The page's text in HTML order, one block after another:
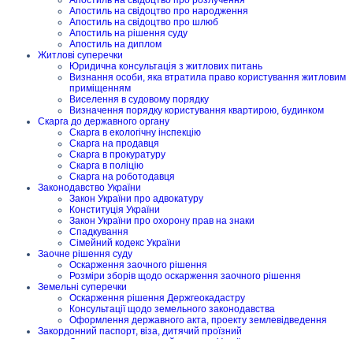
Апостиль на свідоцтво про народження
Апостиль на свідоцтво про шлюб
Апостиль на рішення суду
Апостиль на диплом
Житлові суперечки
Юридична консультація з житлових питань
Визнання особи, яка втратила право користування житловим
приміщенням
Виселення в судовому порядку
Визначення порядку користування квартирою, будинком
Скарга до державного органу
Скарга в екологічну інспекцію
Скарга на продавця
Скарга в прокуратуру
Скарга в поліцію
Скарга на роботодавця
Законодавство України
Закон України про адвокатуру
Конституція України
Закон України про охорону прав на знаки
Спадкування
Сімейний кодекс України
Заочне рішення суду
Оскарження заочного рішення
Розміри зборів щодо оскарження заочного рішення
Земельні суперечки
Оскарження рішення Держгеокадастру
Консультації щодо земельного законодавства
Оформлення державного акта, проекту землевідведення
Закордонний паспорт, віза, дитячий проїзний